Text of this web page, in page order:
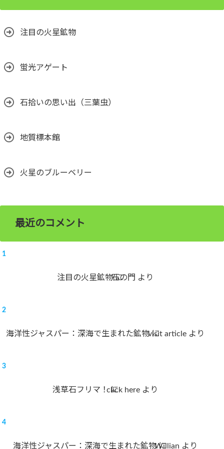
注目の火星鉱物
蛍光アゲート
石拾いの思い出（三葉虫）
地質標本館
火星のブルーベリー
最近のコメント
注目の火星鉱物に
石の門 より
海洋性ジャスパー：深海で生まれた鉱物に
visit articleより
浅草石フリマ！に
click here より
海洋性ジャスパー：深海で生まれた鉱物に
Willian より